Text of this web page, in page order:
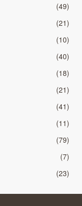
(49)
(21)
(10)
(40)
(18)
(21)
(41)
(11)
(79)
(7)
(23)